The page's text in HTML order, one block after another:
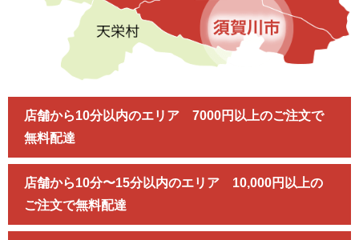
店舗から10分以内のエリア 7000円以上のご注文で
無料配達
店舗から10分〜15分以内のエリア 10,000円以上の
ご注文で無料配達